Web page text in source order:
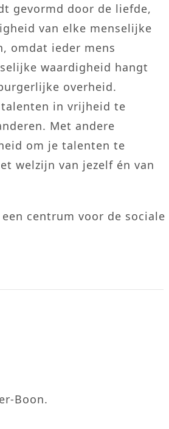
gevormd door de liefde,
van elke menselijke
omdat ieder mens
waardigheid hangt
overheid.
in vrijheid te
Met andere
om je talenten te
welzijn van jezelf én van
centrum voor de sociale
Boon.